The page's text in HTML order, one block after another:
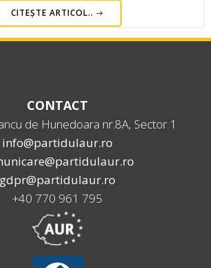
CITEȘTE ARTICOL..
CONTACT
de Hunedoara nr.8A, Sector 1
info@partidulaur.ro
gdpr@partidulaur.ro
+40 770 961 795